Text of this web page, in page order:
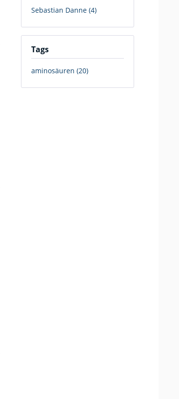
Sebastian Danne (4)
Tags
aminosäuren (20)